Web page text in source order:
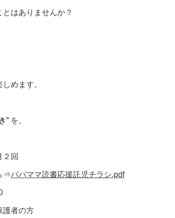
はありませんか？
めます。
” を。
２回
⇒パパママ読書応援託児チラシ.pdf
00
者の方